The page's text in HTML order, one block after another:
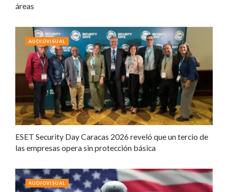
áreas
ESET Security Day Caracas 2026 reveló que un tercio de
las empresas opera sin protección básica
AUDIOVISUAL
AUDIOVISUAL